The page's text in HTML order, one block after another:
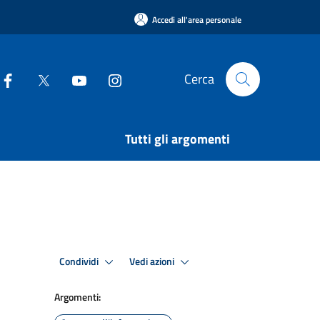
Accedi all'area personale
Cerca
Tutti gli argomenti
Condividi Vedi azioni
Argomenti: